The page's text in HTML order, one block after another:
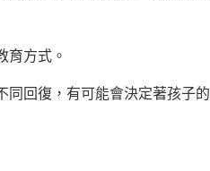
方式。
回復，有可能會決定著孩子的